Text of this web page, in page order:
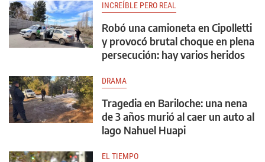
INCREÍBLE PERO REAL
Robó una camioneta en Cipolletti
y provocó brutal choque en plena
persecución: hay varios heridos
DRAMA
Tragedia en Bariloche: una nena
de 3 años murió al caer un auto al
lago Nahuel Huapi
EL TIEMPO